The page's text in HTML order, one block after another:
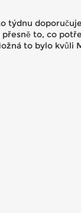
týdnu
to, co
to bylo kvůli